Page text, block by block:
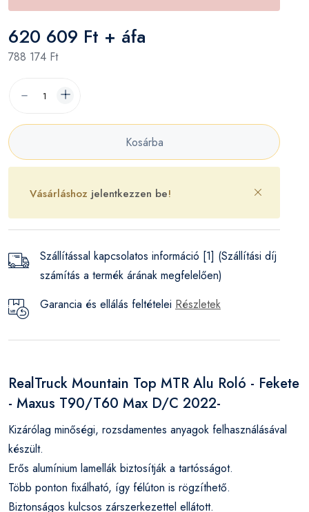
620 609 Ft + áfa
788 174 Ft
Kosárba
Vásárláshoz jelentkezzen be!
Szállítással kapcsolatos információ [1] (Szállítási díj
számítás a termék árának megfelelően)
Garancia és ellálás feltételei Részletek
RealTruck Mountain Top MTR Alu Roló - Fekete
- Maxus T90/T60 Max D/C 2022-
Kizárólag minőségi, rozsdamentes anyagok felhasználásával
készült.
Erős alumínium lamellák biztosítják a tartósságot.
Több ponton fixálható, így félúton is rögzíthető.
Biztonságos kulcsos zárszerkezettel ellátott.